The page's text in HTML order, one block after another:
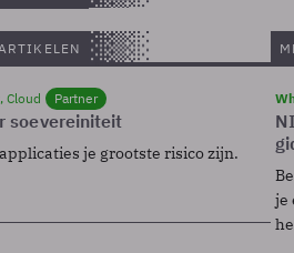
Cloud Partner
soevereiniteit
je grootste risico zijn.
je